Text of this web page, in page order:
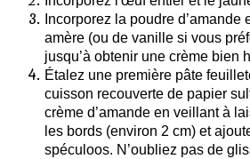
Incorporez la poudre d’amande
amère (ou de vanille si vous
jusqu’à obtenir une crème bien
Étalez une première pâte
cuisson recouverte de papier
crème d’amande en veillant à
les bords (environ 2 cm) et
spéculoos. N’oubliez pas de